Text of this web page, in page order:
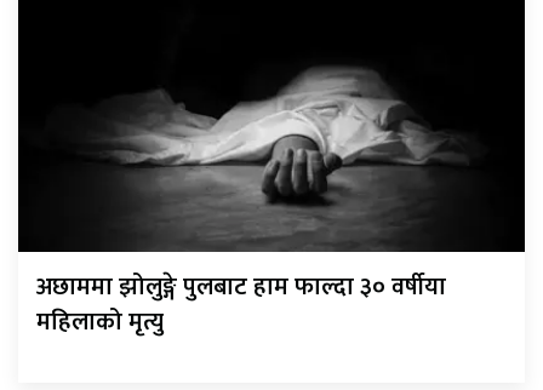
अछाममा झोलुङ्गे पुलबाट हाम फाल्दा ३० वर्षीया
महिलाको मृत्यु